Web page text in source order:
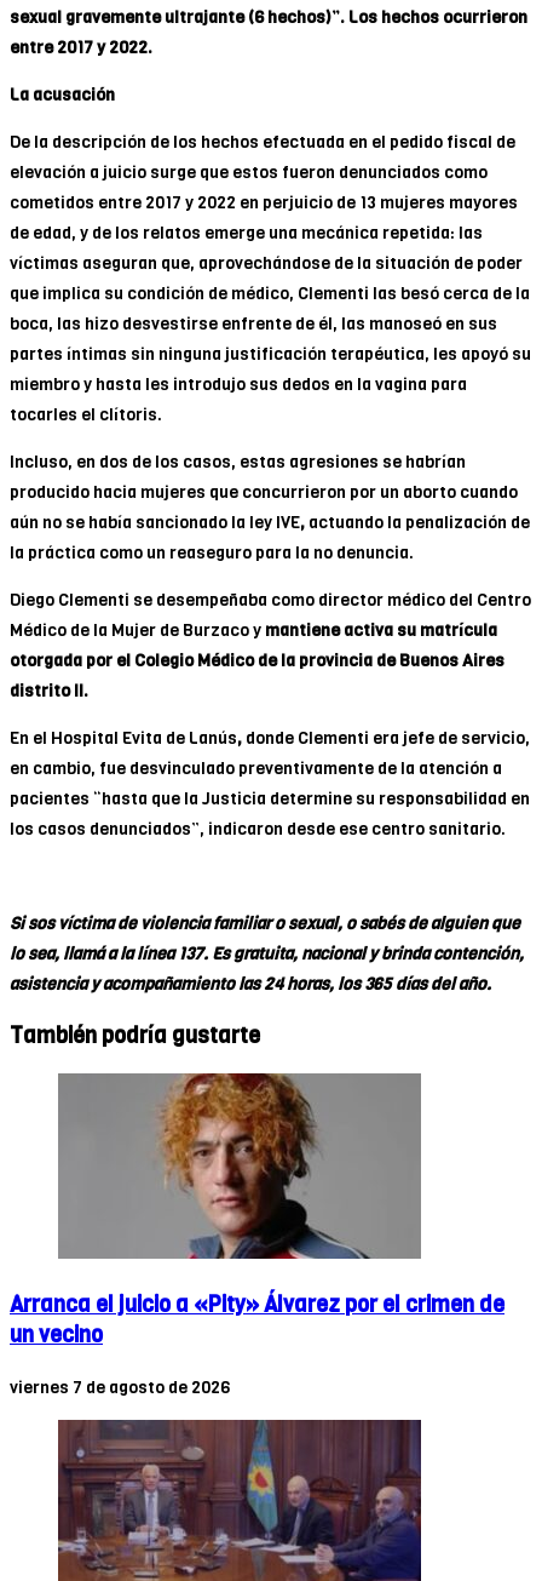
sexual gravemente ultrajante (6 hechos)”. Los hechos ocurrieron
entre 2017 y 2022.
La acusación
De la descripción de los hechos efectuada en el pedido fiscal de
elevación a juicio surge que estos fueron denunciados como
cometidos entre 2017 y 2022 en perjuicio de 13 mujeres mayores
de edad, y de los relatos emerge una mecánica repetida: las
víctimas aseguran que, aprovechándose de la situación de poder
que implica su condición de médico, Clementi las besó cerca de la
boca, las hizo desvestirse enfrente de él, las manoseó en sus
partes íntimas sin ninguna justificación terapéutica, les apoyó su
miembro y hasta les introdujo sus dedos en la vagina para
tocarles el clítoris.
Incluso, en dos de los casos, estas agresiones se habrían
producido hacia mujeres que concurrieron por un aborto cuando
aún no se había sancionado la ley IVE, actuando la penalización de
la práctica como un reaseguro para la no denuncia.
Diego Clementi se desempeñaba como director médico del Centro
Médico de la Mujer de Burzaco y mantiene activa su matrícula
otorgada por el Colegio Médico de la provincia de Buenos Aires
distrito II.
En el Hospital Evita de Lanús, donde Clementi era jefe de servicio,
en cambio, fue desvinculado preventivamente de la atención a
pacientes “hasta que la Justicia determine su responsabilidad en
los casos denunciados”, indicaron desde ese centro sanitario.
Si sos víctima de violencia familiar o sexual, o sabés de alguien que
lo sea, llamá a la línea 137. Es gratuita, nacional y brinda contención,
asistencia y acompañamiento las 24 horas, los 365 días del año.
También podría gustarte
Arranca el juicio a «Pity» Álvarez por el crimen de
un vecino
viernes 7 de agosto de 2026